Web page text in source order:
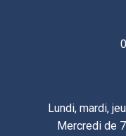
Lundi, mardi,
Mercredi de